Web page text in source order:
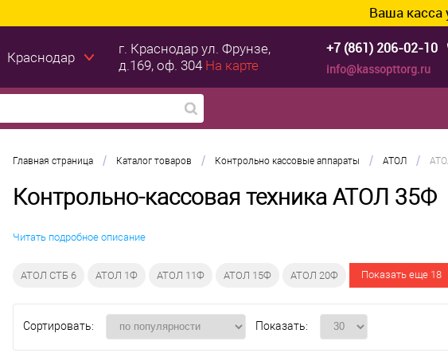
Ваша касса уже
Краснодар
г. Краснодар ул. Фрунзе,
д.169, оф. 304 На карте
+7 (861) 206-02-10
info@kassopttorg.ru
Главная страница / Каталог товаров / Контрольно кассовые аппараты / АТОЛ /
Контрольно-кассовая техника АТОЛ 35Ф
Читать подробное описание
АТОЛ СТБ 6 АТОЛ 1Ф АТОЛ 11Ф АТОЛ 15Ф АТОЛ 20Ф Показать еще 18
Сортировать: Показать: